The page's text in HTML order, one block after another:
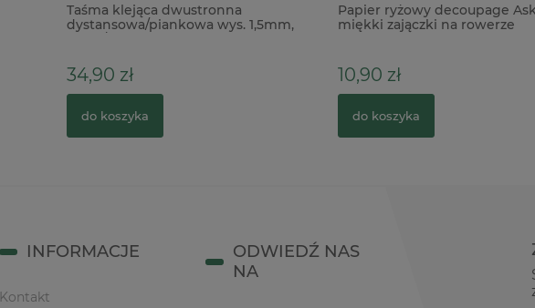
Taśma klejąca dwustronna
dystansowa/piankowa wys. 1,5mm,
34,90 zł
do koszyka
Papier ryżowy decoupage
miękki zajączki na rowerze
10,90 zł
do koszyka
INFORMACJE
Kontakt
ODWIEDŹ NAS
NA